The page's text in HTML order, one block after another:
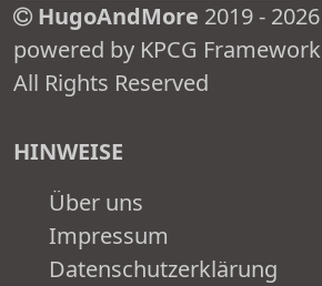
HugoAndMore 2019 - 2026
powered by KPCG Framework
All Rights Reserved
HINWEISE
Über uns
Impressum
Datenschutzerklärung